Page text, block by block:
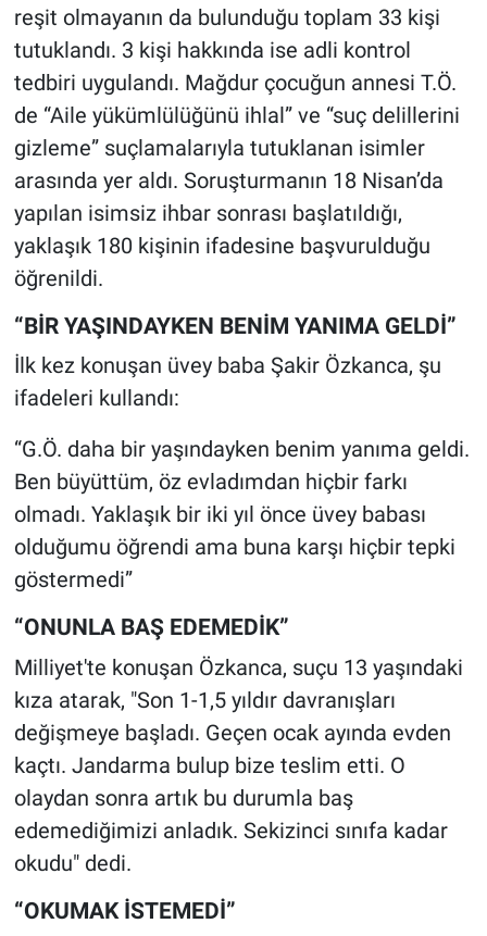
reşit olmayanın da bulunduğu toplam 33 kişi
tutuklandı. 3 kişi hakkında ise adli kontrol
tedbiri uygulandı. Mağdur çocuğun annesi T.Ö.
de “Aile yükümlülüğünü ihlal” ve “suç delillerini
gizleme” suçlamalarıyla tutuklanan isimler
arasında yer aldı. Soruşturmanın 18 Nisan’da
yapılan isimsiz ihbar sonrası başlatıldığı,
yaklaşık 180 kişinin ifadesine başvurulduğu
öğrenildi.
“BİR YAŞINDAYKEN BENİM YANIMA GELDİ”
İlk kez konuşan üvey baba Şakir Özkanca, şu
ifadeleri kullandı:
“G.Ö. daha bir yaşındayken benim yanıma geldi.
Ben büyüttüm, öz evladımdan hiçbir farkı
olmadı. Yaklaşık bir iki yıl önce üvey babası
olduğumu öğrendi ama buna karşı hiçbir tepki
göstermedi”
“ONUNLA BAŞ EDEMEDİK”
Milliyet'te konuşan Özkanca, suçu 13 yaşındaki
kıza atarak, "Son 1-1,5 yıldır davranışları
değişmeye başladı. Geçen ocak ayında evden
kaçtı. Jandarma bulup bize teslim etti. O
olaydan sonra artık bu durumla baş
edemediğimizi anladık. Sekizinci sınıfa kadar
okudu" dedi.
“OKUMAK İSTEMEDİ”